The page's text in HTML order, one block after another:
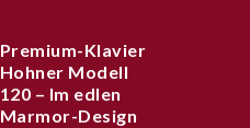
Premium-Klavier
Hohner Modell
120 – Im edlen
Marmor-Design